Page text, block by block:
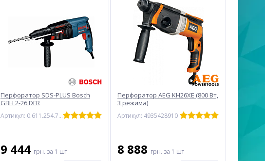
Перфоратор SDS-PLUS Bosch
GBH 2-26 DFR
Артикул: 0.611.254.768
9 444 грн. за 1 шт
Перфоратор AEG KH26XE (800 Вт,
3 режима)
Артикул: 4935428910
8 888 грн. за 1 шт